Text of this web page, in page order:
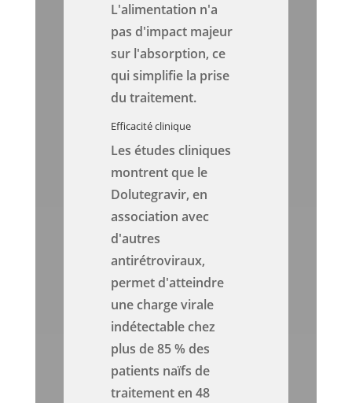
L'alimentation n'a
pas d'impact majeur
sur l'absorption, ce
qui simplifie la prise
du traitement.
Efficacité clinique
Les études cliniques
montrent que le
Dolutegravir, en
association avec
d'autres
antirétroviraux,
permet d'atteindre
une charge virale
indétectable chez
plus de 85 % des
patients naïfs de
traitement en 48